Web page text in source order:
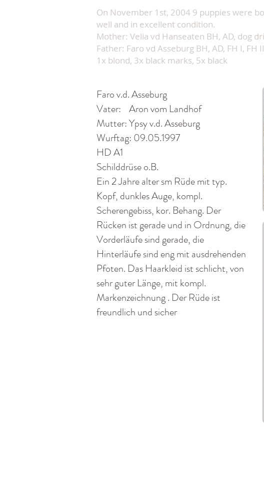
On November 1st, 2004 9 puppies were
well and in excellent condition.
Mother: Velia vd Hanseaten BH, AD, dog
Father: Faro vd Asseburg BH, AD, FH I,
1x blond, 3x black marks, 5x black
Faro v.d. Asseburg
Vater: Aron vom Landhof
Mutter: Ypsy v.d. Asseburg
Wurftag: 09.05.1997
HD A1
Schilddrüse o.B.
Ein 2 Jahre alter sm Rüde mit typ.
Kopf, dunkles Auge, kompl.
Scherengebiss, kor. Behang. Der
Rücken ist gerade und in Ordnung, die
Vorderläufe sind gerade, die
Hinterläufe sind eng mit ausdrehenden
Pfoten. Das Haarkleid ist schlicht, von
sehr guter Länge, mit kompl.
Markenzeichnung . Der Rüde ist
freundlich und sicher